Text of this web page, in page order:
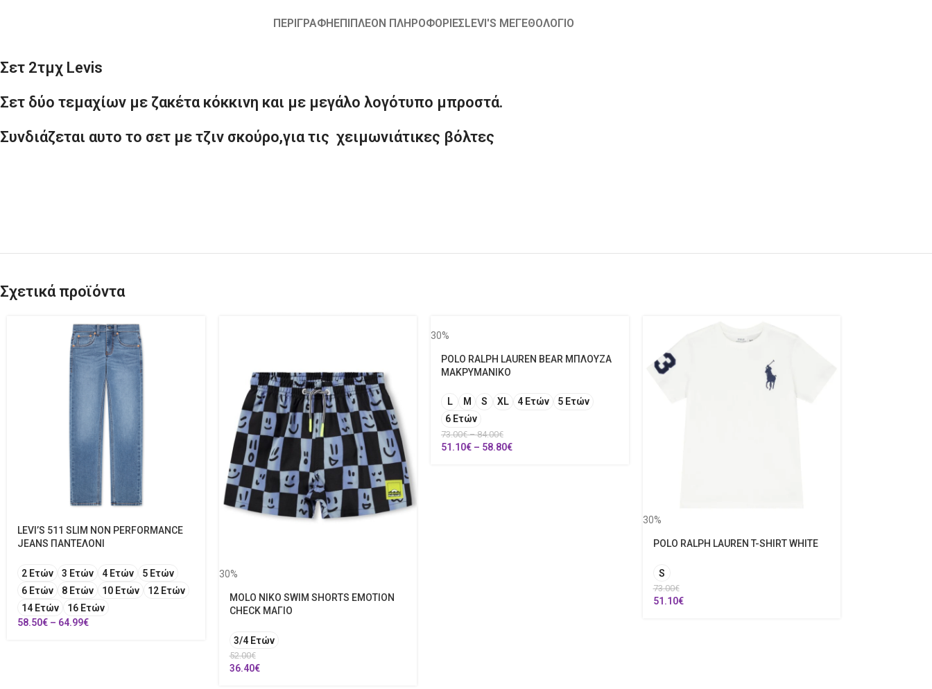
ΠΕΡΙΓΡΑΦΉΕΠΙΠΛΈΟΝ ΠΛΗΡΟΦΟΡΊΕΣLEVI'S ΜΕΓΕΘΟΛΟΓΙΟ
Σετ 2τμχ Levis
Σετ δύο τεμαχίων με ζακέτα κόκκινη και με μεγάλο λογότυπο μπροστά.
Συνδιάζεται αυτο το σετ με τζιν σκούρο,για τις χειμωνιάτικες βόλτες
Σχετικά προϊόντα
LEVI’S 511 SLIM NON PERFORMANCE
JEANS ΠΑΝΤΕΛΟΝΙ
2 Ετών 3 Ετών 4 Ετών
5 Ετών
6 Ετών
8 Ετών 10 Ετών
12 Ετών
14 Ετών
16 Ετών
58.50€ – 64.99€
30%
MOLO NIKO SWIM SHORTS EMOTION
CHECK ΜΑΓΙΟ
3/4 Ετών
52.00€
36.40€
30%
POLO RALPH LAUREN BEAR ΜΠΛΟΥΖΑ
ΜΑΚΡΥΜΑΝΙΚΟ
L M S XL 4 Ετών
5 Ετών
6 Ετών
73.00€ – 84.00€
51.10€ – 58.80€
30%
POLO RALPH LAUREN T-SHIRT WHITE
S
73.00€
51.10€